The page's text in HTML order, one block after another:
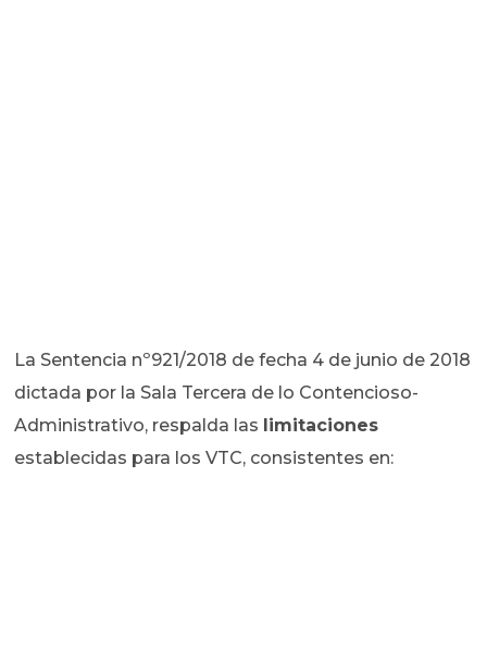
La Sentencia nº921/2018 de fecha 4 de junio de 2018
dictada por la Sala Tercera de lo Contencioso-
Administrativo, respalda las limitaciones
establecidas para los VTC, consistentes en: